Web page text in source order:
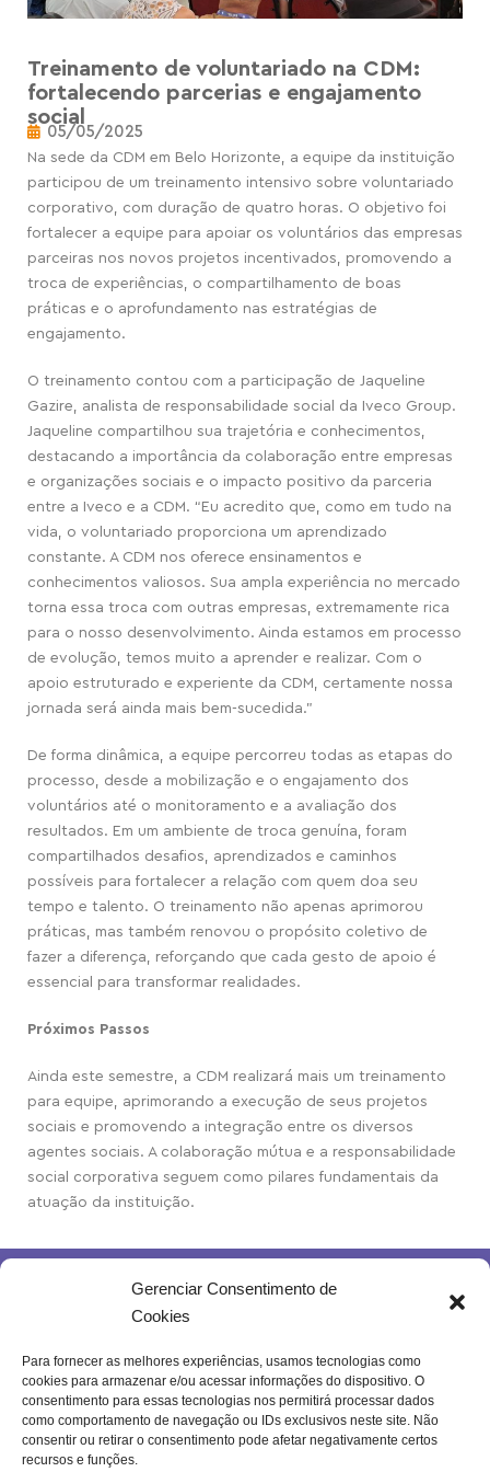
Gerenciar Consentimento de
Cookies
Para fornecer as melhores experiências, usamos tecnologias como
cookies para armazenar e/ou acessar informações do dispositivo. O
consentimento para essas tecnologias nos permitirá processar dados
como comportamento de navegação ou IDs exclusivos neste site. Não
consentir ou retirar o consentimento pode afetar negativamente certos
recursos e funções.
Treinamento de voluntariado na CDM:
fortalecendo parcerias e engajamento
social
05/05/2025
Na sede da CDM em Belo Horizonte, a equipe da instituição
participou de um treinamento intensivo sobre voluntariado
corporativo, com duração de quatro horas. O objetivo foi
fortalecer a equipe para apoiar os voluntários das empresas
parceiras nos novos projetos incentivados, promovendo a
troca de experiências, o compartilhamento de boas
práticas e o aprofundamento nas estratégias de
engajamento.
O treinamento contou com a participação de Jaqueline
Gazire, analista de responsabilidade social da Iveco Group.
Jaqueline compartilhou sua trajetória e conhecimentos,
destacando a importância da colaboração entre empresas
e organizações sociais e o impacto positivo da parceria
entre a Iveco e a CDM. “Eu acredito que, como em tudo na
vida, o voluntariado proporciona um aprendizado
constante. A CDM nos oferece ensinamentos e
conhecimentos valiosos. Sua ampla experiência no mercado
torna essa troca com outras empresas, extremamente rica
para o nosso desenvolvimento. Ainda estamos em processo
de evolução, temos muito a aprender e realizar. Com o
apoio estruturado e experiente da CDM, certamente nossa
jornada será ainda mais bem-sucedida.”
De forma dinâmica, a equipe percorreu todas as etapas do
processo, desde a mobilização e o engajamento dos
voluntários até o monitoramento e a avaliação dos
resultados. Em um ambiente de troca genuína, foram
compartilhados desafios, aprendizados e caminhos
possíveis para fortalecer a relação com quem doa seu
tempo e talento. O treinamento não apenas aprimorou
práticas, mas também renovou o propósito coletivo de
fazer a diferença, reforçando que cada gesto de apoio é
essencial para transformar realidades.
Próximos Passos
Ainda este semestre, a CDM realizará mais um treinamento
para equipe, aprimorando a execução de seus projetos
sociais e promovendo a integração entre os diversos
agentes sociais. A colaboração mútua e a responsabilidade
social corporativa seguem como pilares fundamentais da
atuação da instituição.
Rua Joventina da Rocha, 289 – Heliópolis
Belo Horizonte – MG | Brasil.
Se inscreva na nossa newsletter!